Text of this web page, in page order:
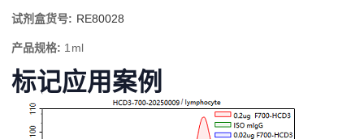
试剂盒货号: RE80028
产品规格: 1ml
标记应用案例